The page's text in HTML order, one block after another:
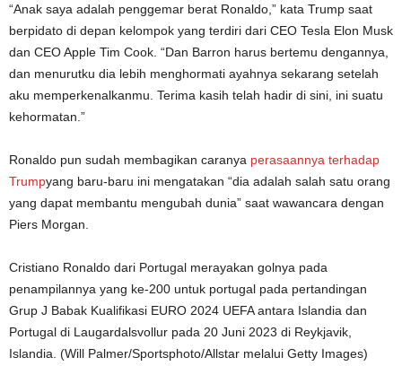
“Anak saya adalah penggemar berat Ronaldo,” kata Trump saat
berpidato di depan kelompok yang terdiri dari CEO Tesla Elon Musk
dan CEO Apple Tim Cook. “Dan Barron harus bertemu dengannya,
dan menurutku dia lebih menghormati ayahnya sekarang setelah
aku memperkenalkanmu. Terima kasih telah hadir di sini, ini suatu
kehormatan.”
Ronaldo pun sudah membagikan caranya perasaannya terhadap
Trumpyang baru-baru ini mengatakan “dia adalah salah satu orang
yang dapat membantu mengubah dunia” saat wawancara dengan
Piers Morgan.
Cristiano Ronaldo dari Portugal merayakan golnya pada
penampilannya yang ke-200 untuk portugal pada pertandingan
Grup J Babak Kualifikasi EURO 2024 UEFA antara Islandia dan
Portugal di Laugardalsvollur pada 20 Juni 2023 di Reykjavik,
Islandia. (Will Palmer/Sportsphoto/Allstar melalui Getty Images)